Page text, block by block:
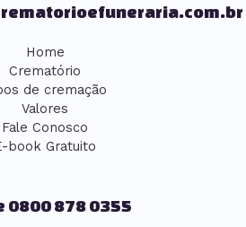
Home
Crematório
de cremação
Valores
Fale Conosco
book Gratuito
0800 878 0355